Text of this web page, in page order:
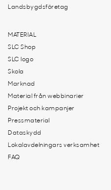
Landsbygdsföretag
MATERIAL
SLC Shop
SLC logo
Skola
Marknad
Material från webbinarier
Projekt och kampanjer
Pressmaterial
Dataskydd
Lokalavdelningars verksamhet
FAQ